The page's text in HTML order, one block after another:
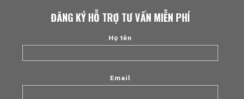
ĐĂNG KÝ HỖ TRỢ TƯ VẤN MIỄN PHÍ
Họ tên
Email